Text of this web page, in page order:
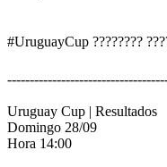
#UruguayCup ????????
Uruguay Cup | Resultados
Domingo 28/09
Hora 14:00